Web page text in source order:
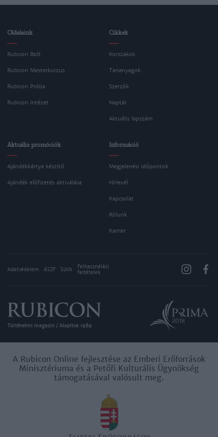
Oldalaink
Rubicon Bolt
Rubicon Mesterkurzus
Rubicon Próba
Rubicon Intézet
Cikkek
Korszakok
Tananyagok
Szerzők
Naptár
Aktuális lapszám
Aktuális promóciók
Ajándékkártya készítő
Ajándék előfizetés aktiválása
Információ
Megjelenési időpontok
Hírlevél
Kapcsolat
Rólunk
Karrier
Adatvédelem ÁSZF Sütik
Felhasználási
feltételek
Történelmi magazin / Alapítva 1989
A Rubicon Online fejlesztése az Emberi Erőforrások
Minisztériuma és a Petőfi Kulturális Ügynökség
támogatásával valósult meg.